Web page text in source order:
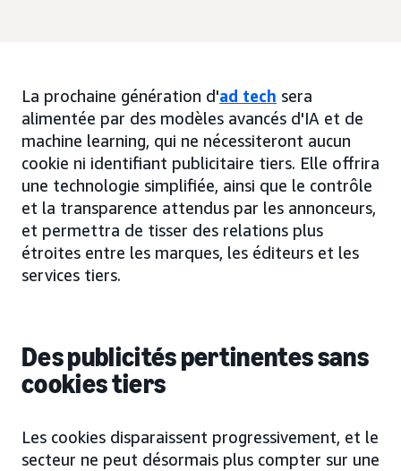
La prochaine génération d'ad tech sera
alimentée par des modèles avancés d'IA et de
machine learning, qui ne nécessiteront aucun
cookie ni identifiant publicitaire tiers. Elle offrira
une technologie simplifiée, ainsi que le contrôle
et la transparence attendus par les annonceurs,
et permettra de tisser des relations plus
étroites entre les marques, les éditeurs et les
services tiers.
Des publicités pertinentes sans
cookies tiers
Les cookies disparaissent progressivement, et le
secteur ne peut désormais plus compter sur une